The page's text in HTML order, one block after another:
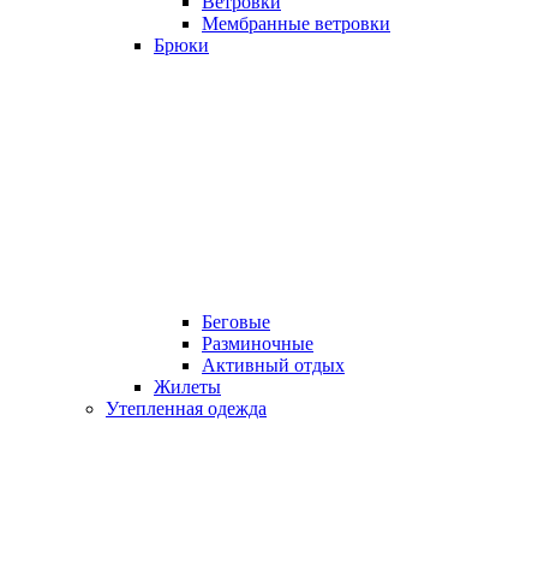
Мембранные ветровки
Брюки
Беговые
Разминочные
Активный отдых
Жилеты
Утепленная одежда